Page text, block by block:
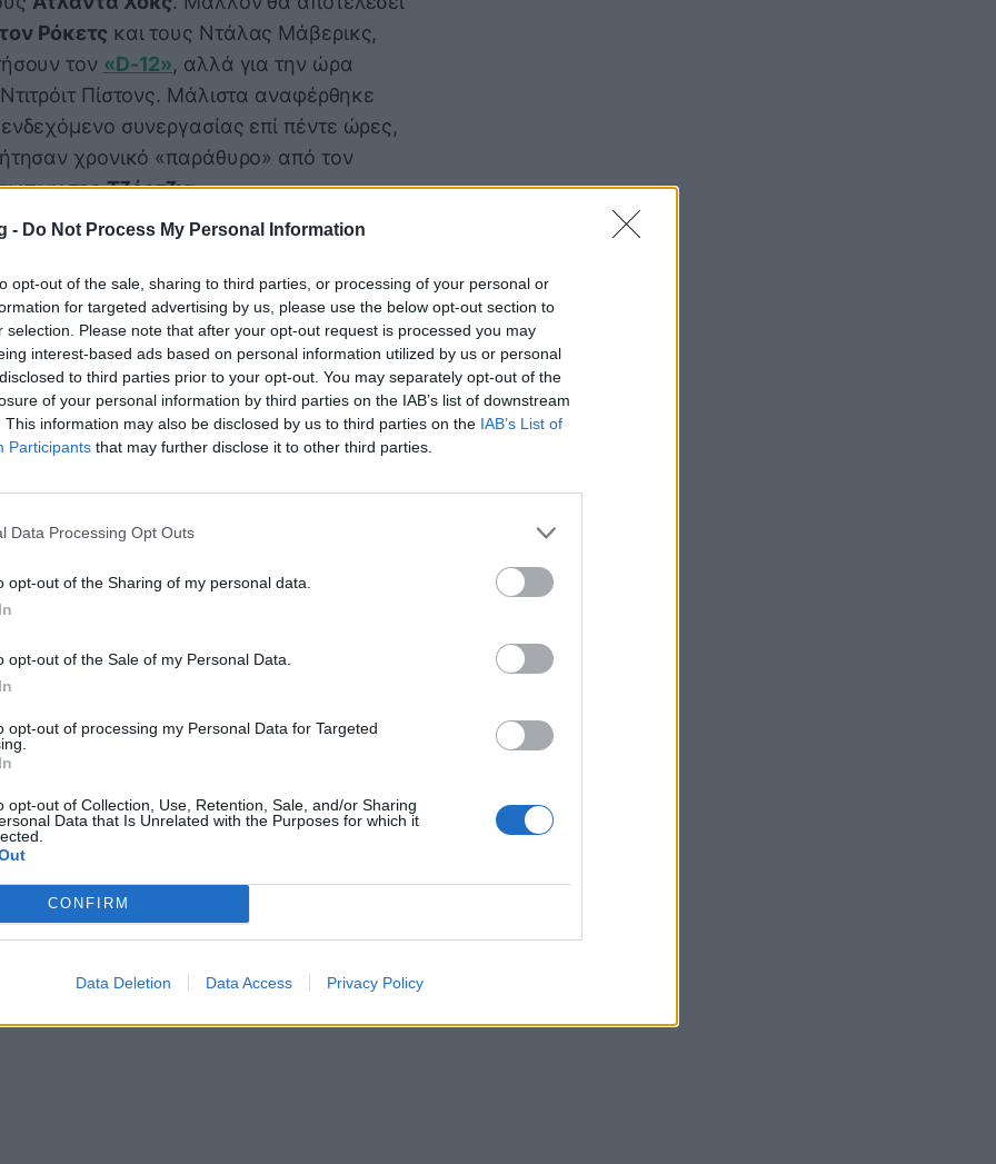
- Do Not Process My Personal Information
opt-out of the sale, sharing to third parties, or processing of your personal or
for targeted advertising by us, please use the below opt-out section to
selection. Please note that after your opt-out request is processed you may
interest-based ads based on personal information utilized by us or personal
to third parties prior to your opt-out. You may separately opt-out of the
of your personal information by third parties on the IAB’s list of downstream
This information may also be disclosed by us to third parties on the IAB’s List of
Participants that may further disclose it to other third parties.
Data Processing Opt Outs
opt-out of the Sharing of my personal data.
opt-out of the Sale of my Personal Data.
opt-out of processing my Personal Data for Targeted
opt-out of Collection, Use, Retention, Sale, and/or Sharing
Data that Is Unrelated with the Purposes for which it
CONFIRM
Data Deletion Data Access Privacy Policy
Ρόκετς και τους Ντάλας Μάβερικς,
τον «D-12», αλλά για την ώρα
Πίστονς. Μάλιστα αναφέρθηκε
συνεργασίας επί πέντε ώρες,
χρονικό «παράθυρο» από τον
τηςΤζόρτζια.
Ντράμοντ
και Γκρεγκ Μονρό, ο Σμιθ
αν καταλήξει στα «πιστόνια», αλλά
κρίσεις, αφού σίγουρα θα
ραντεβού, στα οποία αναμένεται να
επίσης πως ο GM, Τζο
Χοκς, ώστε να εξασφαλίσει
ενώ το «αφεντικό» των Πίστονς
που έμεινε ελεύθερος από
, τον οποίο θέλουν να
City», αλλά για την ώρα έχουν
στόχους. Επίσης, οι
τονΡόντνι Στάκι , που θα εισπράξει 8.5
έτους του συμβολαίου του, ενώ
τουΒιατσεσλάβ Κραβτσόβ
του Ντιτρόιτ φαίνεται «ζεστός»
του Ραζόν Ρόντο από τους Σέλτικς
Μο Τσικς. Σημειώνουμε πως οι δύο
Τρέιλ Μπλέιζερς και πως
δράση για δεύτερη φορά, πριν από
Μπρουκς έναντι 73 εκατ. δολαρίων
23:06
ΠΑΟΚ - Άντερλεχτ: Τα Highlights του